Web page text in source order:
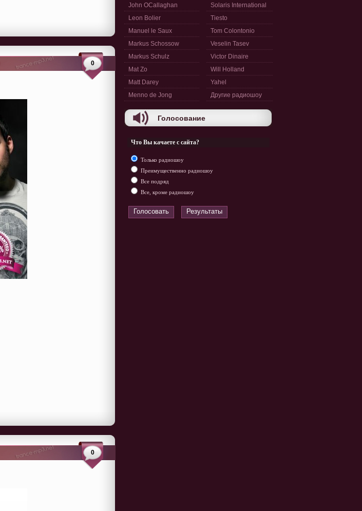
0
0
John OCallaghan
Leon Bolier
Manuel le Saux
Markus Schossow
Markus Schulz
Mat Zo
Matt Darey
Menno de Jong
Solaris International
Tiesto
Tom Colontonio
Veselin Tasev
Victor Dinaire
Will Holland
Yahel
Другие радиошоу
Голосование
Что Вы качаете с сайта?
Только радиошоу
Преимущественно радиошоу
Все подряд
Все, кроме радиошоу
Голосовать Результаты